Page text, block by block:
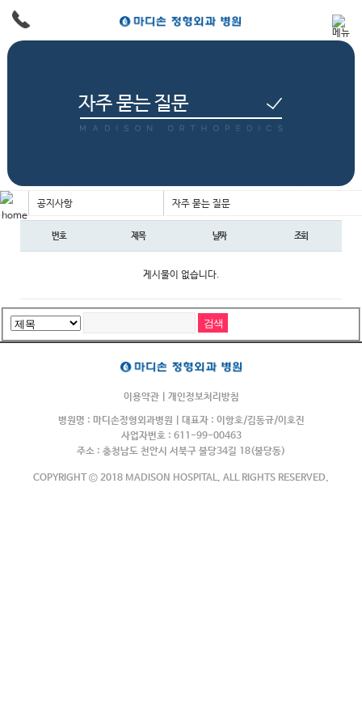
자주 묻는 질문
공지사항 자주 묻는 질문
번호 제목 날짜 조회
게시물이 없습니다.
이용약관| 개인정보처리방침
병원명 : 마디손정형외과병원 | 대표자 : 이항호/김동규/이호진
사업자번호 : 611-99-00463
주소 : 충청남도 천안시 서북구 불당34길 18(불당동)
COPYRIGHT © 2018 MADISON HOSPITAL. ALL RIGHTS RESERVED.